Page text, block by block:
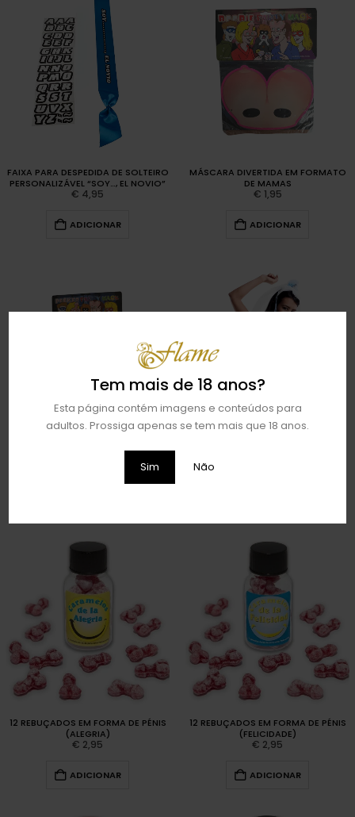
Tem mais de 18 anos?
Esta página contém imagens e conteúdos para
adultos. Prossiga apenas se tem mais que 18 anos.
Sim Não
FAIXA PARA DESPEDIDA DE SOLTEIRO
PERSONALIZÁVEL “SOY…, EL NOVIO”
€ 4,95
ADICIONAR
MÁSCARA DIVERTIDA EM FORMATO
DE MAMAS
€ 1,95
ADICIONAR
12 REBUÇADOS EM FORMA DE PÉNIS
(ALEGRIA)
€ 2,95
ADICIONAR
12 REBUÇADOS EM FORMA DE PÉNIS
(FELICIDADE)
€ 2,95
ADICIONAR